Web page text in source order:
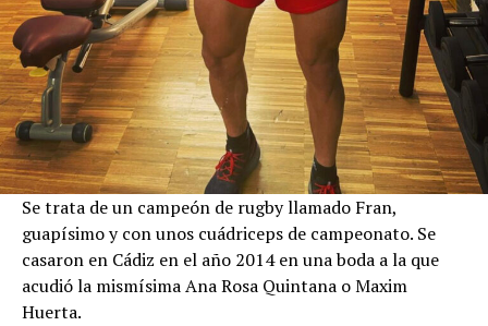
Se trata de un campeón de rugby llamado Fran,
guapísimo y con unos cuádriceps de campeonato. Se
casaron en Cádiz en el año 2014 en una boda a la que
acudió la mismísima Ana Rosa Quintana o Maxim
Huerta.